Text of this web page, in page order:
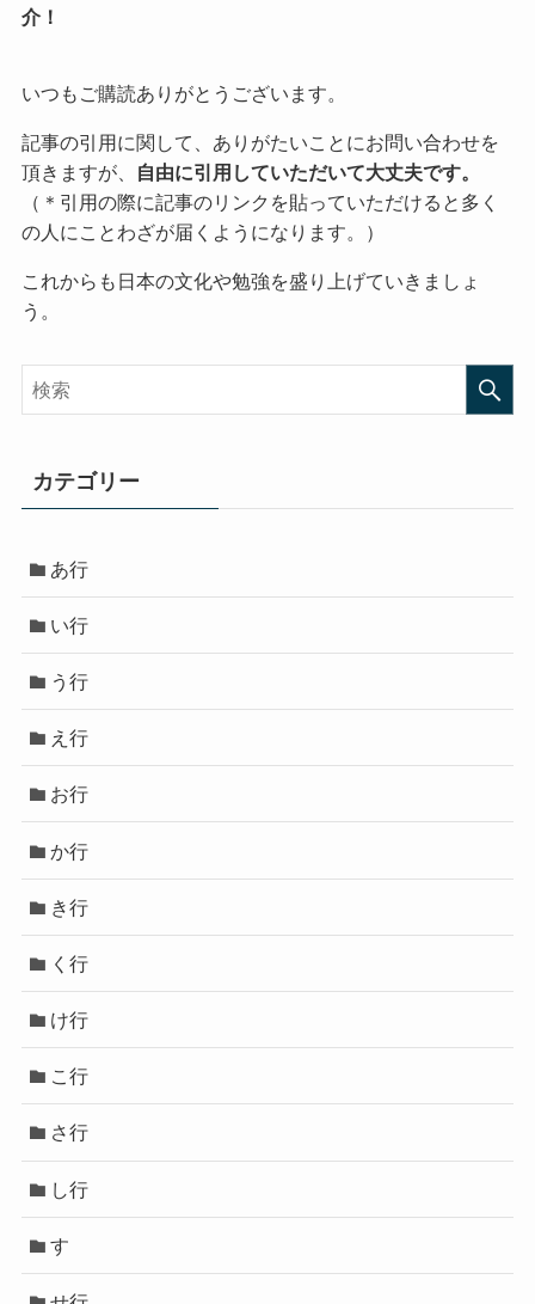
介！
いつもご購読ありがとうございます。
記事の引用に関して、ありがたいことにお問い合わせを
頂きますが、
自由に引用していただいて大丈夫です。
（＊引用の際に記事のリンクを貼っていただけると多く
の人にことわざが届くようになります。）
これからも日本の文化や勉強を盛り上げていきましょ
う。
カテゴリー
あ行
い行
う行
え行
お行
か行
き行
く行
け行
こ行
さ行
し行
す